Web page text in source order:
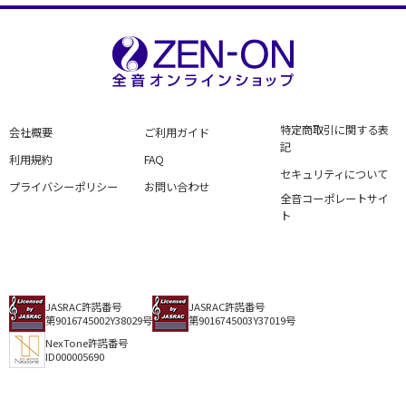
会社概要
利用規約
プライバシーポリシー
ご利用ガイド
FAQ
お問い合わせ
特定商取引に関する表
記
セキュリティについて
全音コーポレートサイ
ト
JASRAC許諾番号
第9016745002Y38029号
JASRAC許諾番号
第9016745003Y37019号
NexTone許諾番号
ID000005690